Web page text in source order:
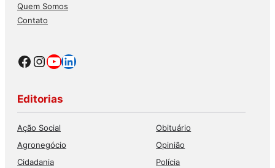
Quem Somos
Contato
Facebook
Instagram
Youtube
LinkedIn
Editorias
Ação Social
Agronegócio
Cidadania
Obituário
Opinião
Polícia